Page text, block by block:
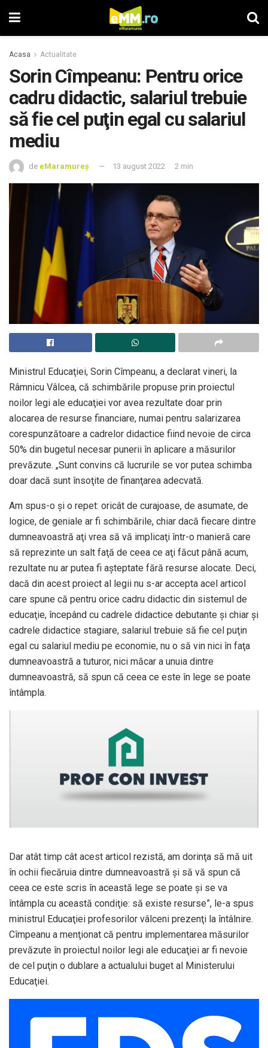
Acasa Actualitate
Sorin Cîmpeanu: Pentru orice
cadru didactic, salariul trebuie
să fie cel puţin egal cu salariul
mediu
de eMaramureș 13 august 2022 2 min
Ministrul Educaţiei, Sorin Cîmpeanu, a declarat vineri, la
Râmnicu Vâlcea, că schimbările propuse prin proiectul
noilor legi ale educaţiei vor avea rezultate doar prin
alocarea de resurse financiare, numai pentru salarizarea
corespunzătoare a cadrelor didactice fiind nevoie de circa
50% din bugetul necesar punerii în aplicare a măsurilor
prevăzute. „Sunt convins că lucrurile se vor putea schimba
doar dacă sunt însoţite de finanţarea adecvată.
Am spus-o şi o repet: oricât de curajoase, de asumate, de
logice, de geniale ar fi schimbările, chiar dacă fiecare dintre
dumneavoastră aţi vrea să vă implicaţi într-o manieră care
să reprezinte un salt faţă de ceea ce aţi făcut până acum,
rezultate nu ar putea fi aşteptate fără resurse alocate. Deci,
dacă din acest proiect al legii nu s-ar accepta acel articol
care spune că pentru orice cadru didactic din sistemul de
educaţie, începând cu cadrele didactice debutante şi chiar şi
cadrele didactice stagiare, salariul trebuie să fie cel puţin
egal cu salariul mediu pe economie, nu o să vin nici în faţa
dumneavoastră a tuturor, nici măcar a unuia dintre
dumneavoastră, să spun că ceea ce este în lege se poate
întâmpla.
Dar atât timp cât acest articol rezistă, am dorinţa să mă uit
în ochii fiecăruia dintre dumneavoastră şi să vă spun că
ceea ce este scris în această lege se poate şi se va
întâmpla cu această condiţie: să existe resurse”, le-a spus
ministrul Educaţiei profesorilor vâlceni prezenţi la întâlnire.
Cîmpeanu a menţionat că pentru implementarea măsurilor
prevăzute în proiectul noilor legi ale educaţiei ar fi nevoie
de cel puţin o dublare a actualului buget al Ministerului
Educaţiei.